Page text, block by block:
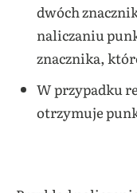
dwóch
naliczaniu
znacznika,
W przypadku
otrzymuje